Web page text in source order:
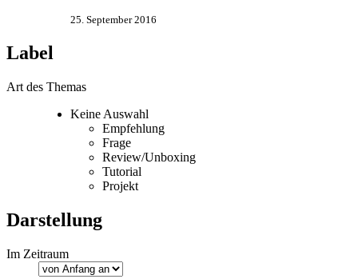
25. September 2016
Label
Art des Themas
Keine Auswahl
Empfehlung
Frage
Review/Unboxing
Tutorial
Projekt
Darstellung
Im Zeitraum